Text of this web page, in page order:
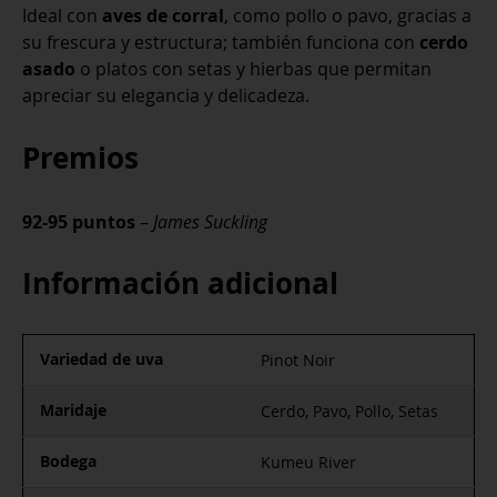
Ideal con aves de corral, como pollo o pavo, gracias a
su frescura y estructura; también funciona con cerdo
asado o platos con setas y hierbas que permitan
apreciar su elegancia y delicadeza.
Premios
92-95 puntos – James Suckling
Información adicional
Variedad de uva Pinot Noir
Maridaje Cerdo, Pavo, Pollo, Setas
Bodega Kumeu River